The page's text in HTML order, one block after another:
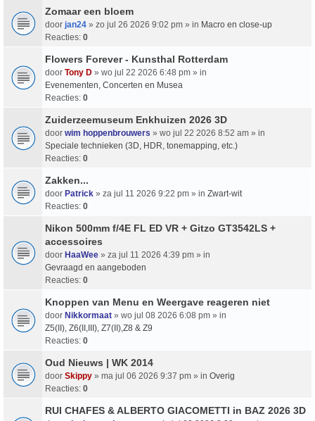
Zomaar een bloem
door jan24 » zo jul 26 2026 9:02 pm » in Macro en close-up
Reacties: 0
Flowers Forever - Kunsthal Rotterdam
door Tony D » wo jul 22 2026 6:48 pm » in
Evenementen, Concerten en Musea
Reacties: 0
Zuiderzeemuseum Enkhuizen 2026 3D
door wim hoppenbrouwers » wo jul 22 2026 8:52 am » in
Speciale technieken (3D, HDR, tonemapping, etc.)
Reacties: 0
Zakken...
door Patrick » za jul 11 2026 9:22 pm » in Zwart-wit
Reacties: 0
Nikon 500mm f/4E FL ED VR + Gitzo GT3542LS +
accessoires
door HaaWee » za jul 11 2026 4:39 pm » in
Gevraagd en aangeboden
Reacties: 0
Knoppen van Menu en Weergave reageren niet
door Nikkormaat » wo jul 08 2026 6:08 pm » in
Z5(II), Z6(II,III), Z7(II),Z8 & Z9
Reacties: 0
Oud Nieuws | WK 2014
door Skippy » ma jul 06 2026 9:37 pm » in Overig
Reacties: 0
RUI CHAFES & ALBERTO GIACOMETTI in BAZ 2026 3D